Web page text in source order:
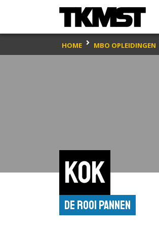
HOME MBO OPLEIDINGEN
Kok
De Rooi Pannen